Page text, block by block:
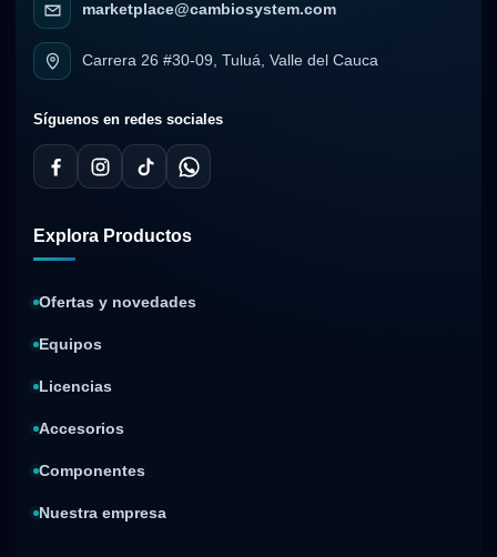
marketplace@cambiosystem.com
Carrera 26 #30-09, Tuluá, Valle del Cauca
Síguenos en redes sociales
Explora Productos
Ofertas y novedades
Equipos
Licencias
Accesorios
Componentes
Nuestra empresa